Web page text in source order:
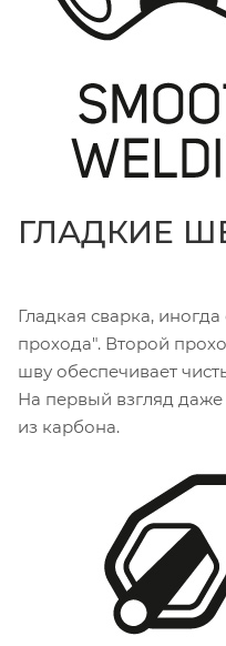
ГЛАДКИЕ
Гладкая сварка,
прохода". Второй
шву обеспечивает
На первый взгляд даже
из карбона.